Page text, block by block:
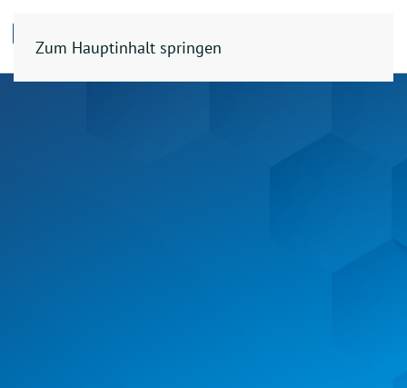
Zum Hauptinhalt springen